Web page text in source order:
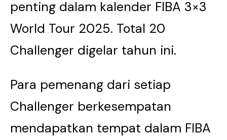
penting dalam kalender FIBA 3×3
World Tour 2025. Total 20
Challenger digelar tahun ini.
Para pemenang dari setiap
Challenger berkesempatan
mendapatkan tempat dalam FIBA